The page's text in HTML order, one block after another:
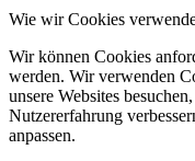
Wie wir Cookies
Wir können Cookies
werden. Wir verwenden
unsere Websites
Nutzererfahrung
anpassen.